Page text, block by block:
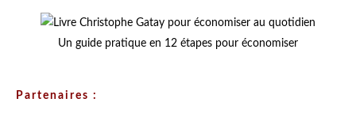
Un guide pratique en 12 étapes pour économiser
Partenaires :